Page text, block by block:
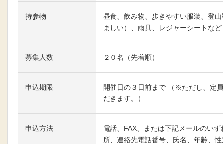
持参物
昼食、飲み物、歩きやすい服装、登
ましい）、雨具、レジャーシートなど
募集人数 ２０名（先着順）
申込期限
開催日の３日前まで （※ただし、定
だきます。）
申込方法
電話、FAX、または下記メールのい
所、連絡先電話番号、氏名、年齢、